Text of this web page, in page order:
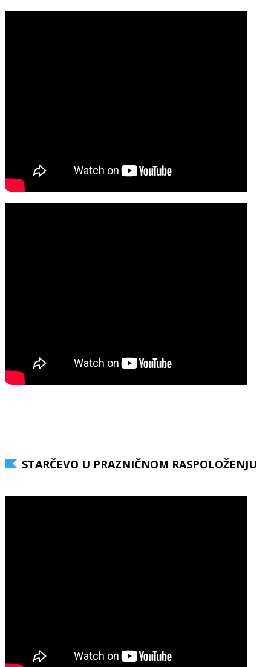
STARČEVO U PRAZNIČNOM RASPOLOŽENJU